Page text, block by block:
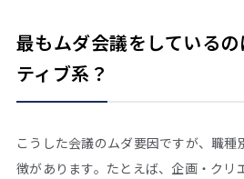
最もムダ会議をしている
ティブ系？
こうした会議のムダ要因ですが、職種
徴があります。たとえば、企画・クリ